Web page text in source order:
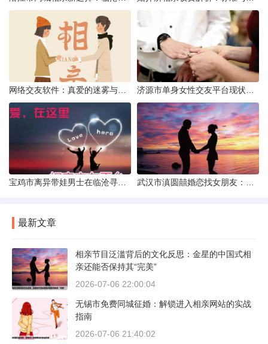
最新文章
相亲节目泛滥背后的文化反思：金星的中国式相
亲还能否保持其“完美”
2026-07-06 22:00:04
无锡市免费同城征婚：解锁进入相亲网站的实战
指南
2026-07-06 21:40:02